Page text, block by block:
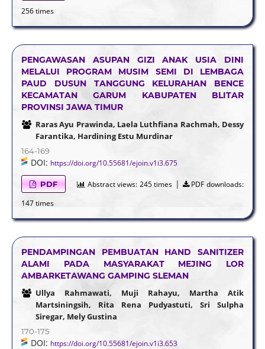
256 times
PENGAWASAN ASUPAN GIZI ANAK USIA DINI
MELALUI PROGRAM MUSIM SEMI DI LEMBAGA
PAUD DUSUN TANGGUNG KELURAHAN BENCE
KECAMATAN GARUM KABUPATEN BLITAR
PROVINSI JAWA TIMUR
Raras Ayu Prawinda, Laela Luthfiana Rachmah, Dessy
Farantika, Hardining Estu Murdinar
164-169
DOI: https://doi.org/10.55681/ejoin.v1i3.675
PDF Abstract views: 245 times |
PDF downloads:
147 times
PENDAMPINGAN PEMBUATAN HAND SANITIZER
ALAMI PADA MASYARAKAT MEJING LOR
AMBARKETAWANG GAMPING SLEMAN
Ullya Rahmawati, Muji Rahayu, Martha Atik
Martsiningsih, Rita Rena Pudyastuti, Sri Sulpha
Siregar, Mely Gustina
170-175
DOI: https://doi.org/10.55681/ejoin.v1i3.653